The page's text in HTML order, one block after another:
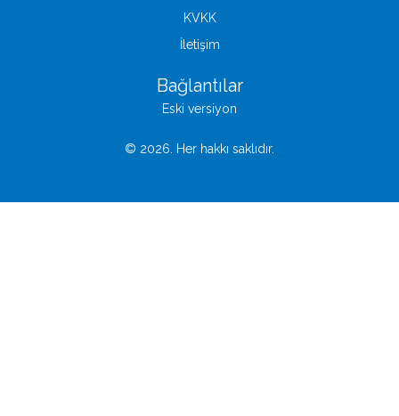
KVKK
İletişim
Bağlantılar
Eski versiyon
© 2026. Her hakkı saklıdır.